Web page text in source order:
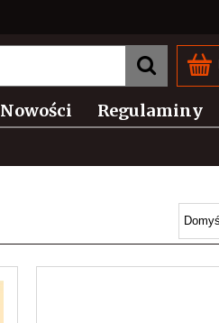
Nowości Regulaminy